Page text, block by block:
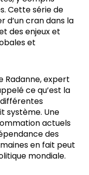
Cette série de
cran dans la
des enjeux et
et
Radanne, expert
ce qu’est la
système. Une
actuels
des
en fait peut
mondiale.